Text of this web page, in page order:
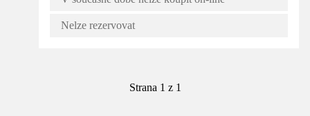
Nelze rezervovat
Strana 1 z 1